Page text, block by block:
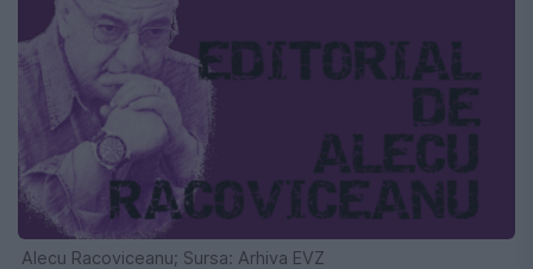
Alecu Racoviceanu; Sursa: Arhiva EVZ